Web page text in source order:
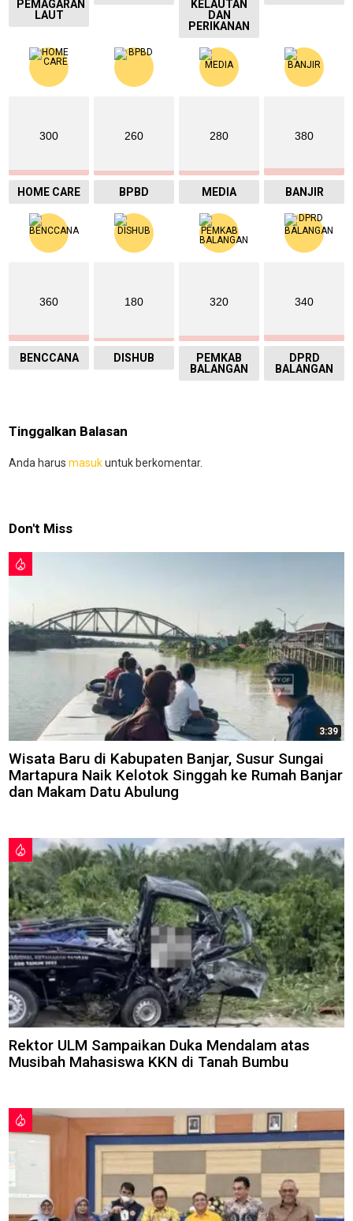
PEMAGARAN
LAUT
KELAUTAN
DAN
PERIKANAN
300
HOME CARE
260
BPBD
280
MEDIA
380
BANJIR
360
BENCCANA
180
DISHUB
320
PEMKAB
BALANGAN
340
DPRD
BALANGAN
Tinggalkan Balasan
Anda harus masukuntuk berkomentar.
Don't Miss
3:39
Wisata Baru di Kabupaten Banjar, Susur Sungai
Martapura Naik Kelotok Singgah ke Rumah Banjar
dan Makam Datu Abulung
Rektor ULM Sampaikan Duka Mendalam atas
Musibah Mahasiswa KKN di Tanah Bumbu